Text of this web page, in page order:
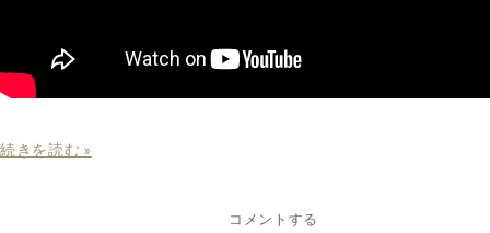
続きを読む »
コメントする